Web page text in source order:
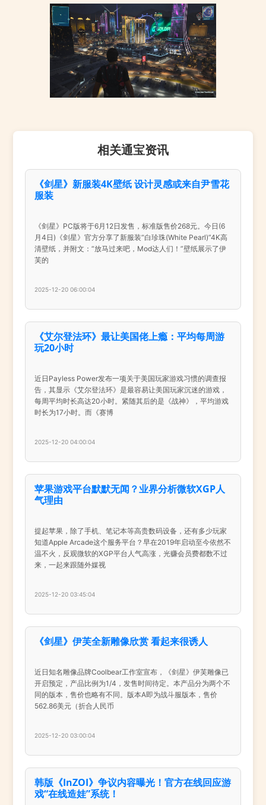
相关通宝资讯
《剑星》新服装4K壁纸 设计灵感或来自尹雪花
服装
《剑星》PC版将于6月12日发售，标准版售价268元。今日(6
月4日)《剑星》官方分享了新服装“白珍珠(White Pearl)”4K高
清壁纸，并附文：“放马过来吧，Mod达人们！”壁纸展示了伊
芙的
2025-12-20 06:00:04
《艾尔登法环》最让美国佬上瘾：平均每周游
玩20小时
近日Payless Power发布一项关于美国玩家游戏习惯的调查报
告，其显示《艾尔登法环》是最容易让美国玩家沉迷的游戏，
每周平均时长高达20小时。紧随其后的是《战神》，平均游戏
时长为17小时。而《赛博
2025-12-20 04:00:04
苹果游戏平台默默无闻？业界分析微软XGP人
气理由
提起苹果，除了手机、笔记本等高贵数码设备，还有多少玩家
知道Apple Arcade这个服务平台？早在2019年启动至今依然不
温不火，反观微软的XGP平台人气高涨，光赚会员费都数不过
来，一起来跟随外媒视
2025-12-20 03:45:04
《剑星》伊芙全新雕像欣赏 看起来很诱人
近日知名雕像品牌Coolbear工作室宣布，《剑星》伊芙雕像已
开启预定，产品比例为1/4，发售时间待定。本产品分为两个不
同的版本，售价也略有不同。版本A即为战斗服版本，售价
562.86美元（折合人民币
2025-12-20 03:00:04
韩版《InZOI》争议内容曝光！官方在线回应游
戏“在线造娃”系统！